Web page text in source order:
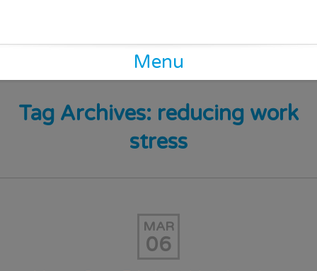
Menu
Tag Archives: reducing work
stress
MAR
06